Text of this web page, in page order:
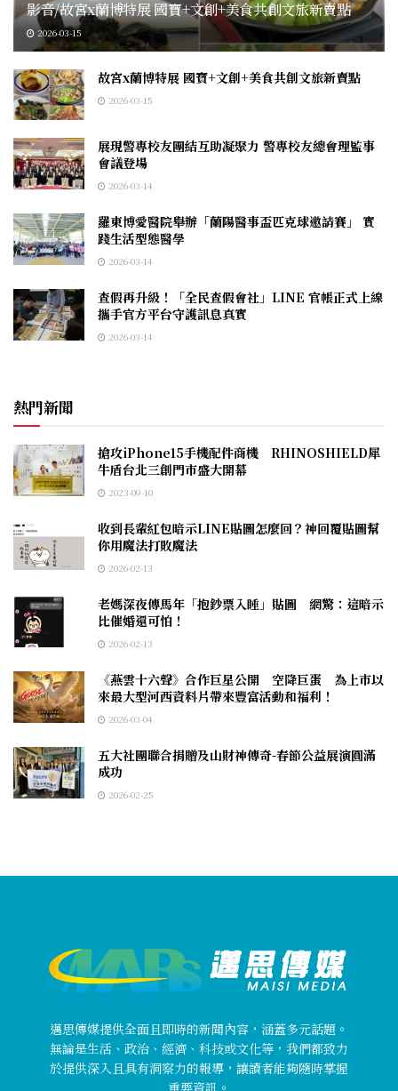
影音/故宮x蘭博特展 國寶+文創+美食共創文旅新賣點
2026-03-15
故宮x蘭博特展 國寶+文創+美食共創文旅新賣點
2026-03-15
展現警專校友團結互助凝聚力 警專校友總會理監事
會議登場
2026-03-14
羅東博愛醫院舉辦「蘭陽醫事盃匹克球邀請賽」 實
踐生活型態醫學
2026-03-14
查假再升級！「全民查假會社」LINE 官帳正式上線
攜手官方平台守護訊息真實
2026-03-14
熱門新聞
搶攻iPhone15手機配件商機 RHINOSHIELD犀
牛盾台北三創門市盛大開幕
2023-09-10
收到長輩紅包暗示LINE貼圖怎麼回？神回覆貼圖幫
你用魔法打敗魔法
2026-02-13
老媽深夜傳馬年「抱鈔票入睡」貼圖 網驚：這暗示
比催婚還可怕！
2026-02-13
《燕雲十六聲》合作巨星公開 空降巨蛋 為上市以
來最大型河西資料片帶來豐富活動和福利！
2026-03-04
五大社團聯合捐贈及山財神傳奇-春節公益展演圓滿
成功
2026-02-25
邁思傳媒提供全面且即時的新聞內容，涵蓋多元話題。
無論是生活、政治、經濟、科技或文化等，我們都致力
於提供深入且具有洞察力的報導，讓讀者能夠隨時掌握